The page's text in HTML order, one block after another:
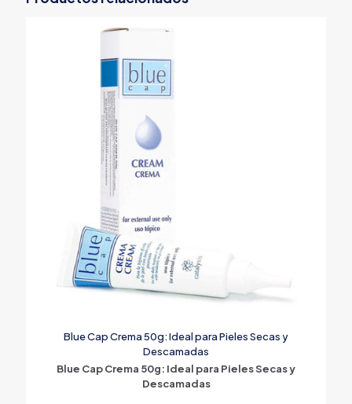
Blue Cap Crema 50g: Ideal para Pieles Secas y
Descamadas
Blue Cap Crema 50g: Ideal para Pieles Secas y
Descamadas